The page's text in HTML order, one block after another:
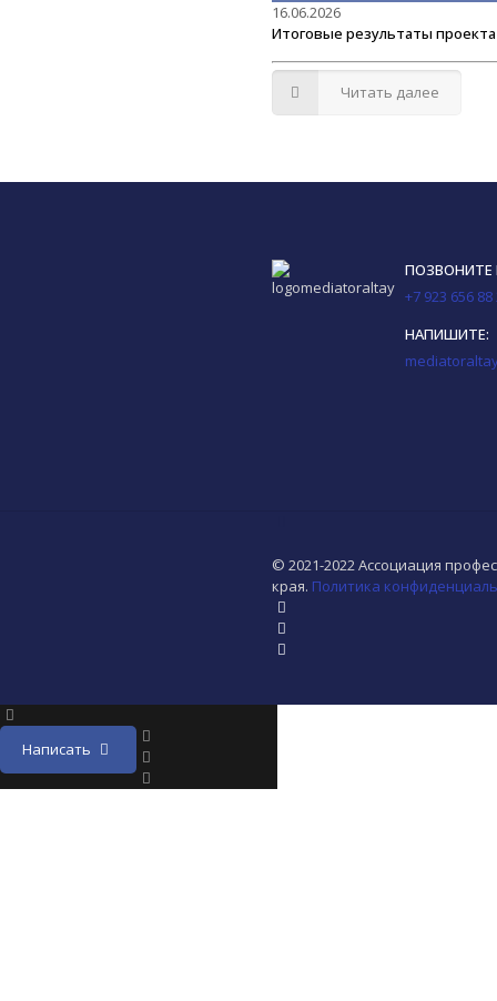
16.06.2026
Итоговые результаты
Читать далее
ПОЗВОНИТЕ
+7 923 656 88
НАПИШИТЕ:
© 2021-2022 Ассоциация
края. Политика
Написать